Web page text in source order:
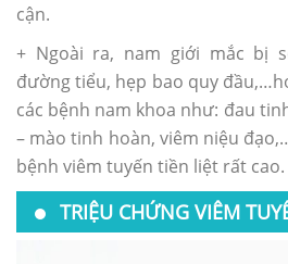
cận.
+ Ngoài ra, nam giới mắc bị
đường tiểu, hẹp bao quy
các bệnh nam khoa như: đau
– mào tinh hoàn, viêm niệu
bệnh viêm tuyến tiền liệt rất cao.
TRIỆU CHỨNG VIÊM